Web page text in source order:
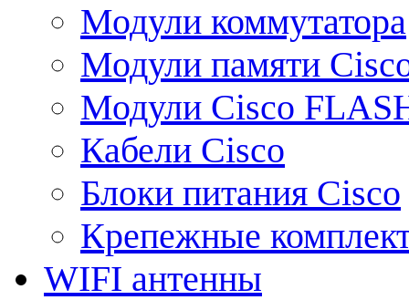
Модули коммутатора
Модули памяти
Модули Cisco
Кабели Cisco
Блоки питания Cisco
Крепежные
WIFI антенны